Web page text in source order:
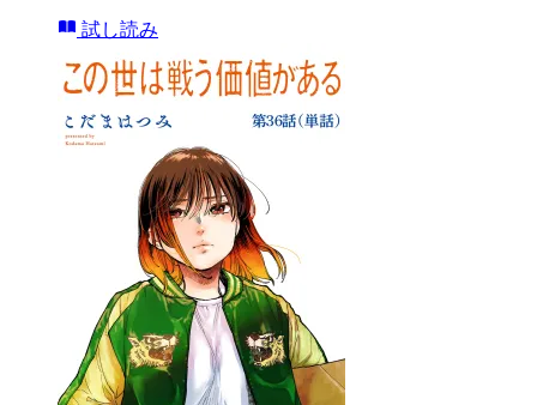
試し読み